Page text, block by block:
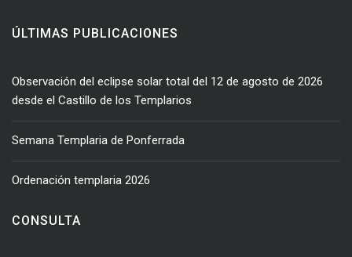
ÚLTIMAS PUBLICACIONES
Observación del eclipse solar total del 12 de agosto de 2026
desde el Castillo de los Templarios
Semana Templaria de Ponferrada
Ordenación templaria 2026
CONSULTA